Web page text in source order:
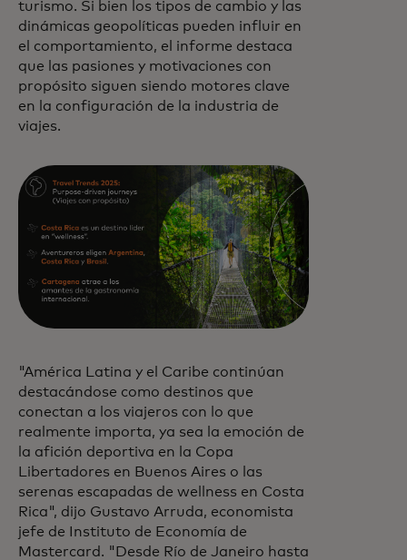
turismo. Si bien los tipos de cambio y las
dinámicas geopolíticas pueden influir en
el comportamiento, el informe destaca
que las pasiones y motivaciones con
propósito siguen siendo motores clave
en la configuración de la industria de
viajes.
"América Latina y el Caribe continúan
destacándose como destinos que
conectan a los viajeros con lo que
realmente importa, ya sea la emoción de
la afición deportiva en la Copa
Libertadores en Buenos Aires o las
serenas escapadas de wellness en Costa
Rica", dijo Gustavo Arruda, economista
jefe de Instituto de Economía de
Mastercard. "Desde Río de Janeiro hasta